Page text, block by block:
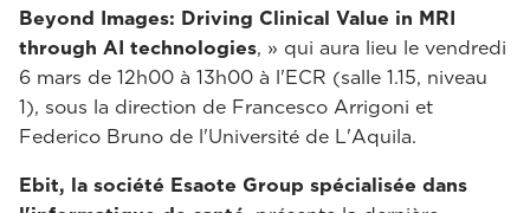
Beyond Images: Driving Clinical Value in MRI
through AI technologies, » qui aura lieu le vendredi
6 mars de 12h00 à 13h00 à l'ECR (salle 1.15, niveau
1), sous la direction de Francesco Arrigoni et
Federico Bruno de l'Université de L'Aquila.
Ebit, la société Esaote Group spécialisée dans